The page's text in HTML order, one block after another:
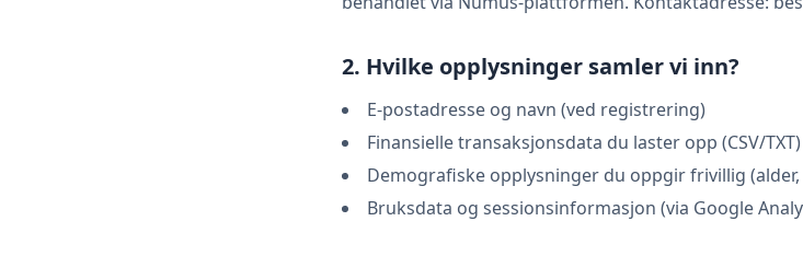
2. Hvilke opplysninger samler vi inn?
E-postadresse og navn (ved registrering)
Finansielle transaksjonsdata du laster opp (CSV/TXT)
Demografiske opplysninger du oppgir frivillig
Bruksdata og sessionsinformasjon (via Google